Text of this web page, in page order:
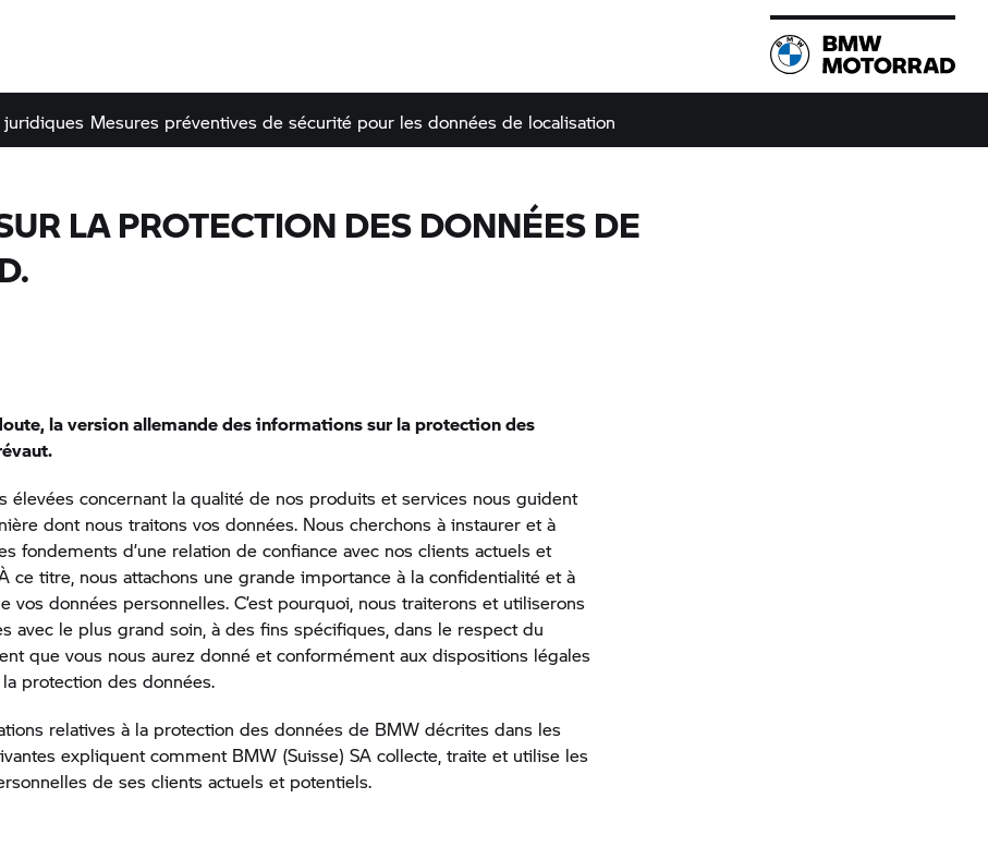
juridiques Mesures préventives de sécurité pour les données de localisation
LA PROTECTION DES DONNÉES DE
la version allemande des informations sur la protection des
élevées concernant la qualité de nos produits et services nous guident
dont nous traitons vos données. Nous cherchons à instaurer et à
fondements d’une relation de confiance avec nos clients actuels et
ce titre, nous attachons une grande importance à la confidentialité et à
vos données personnelles. C’est pourquoi, nous traiterons et utiliserons
avec le plus grand soin, à des fins spécifiques, dans le respect du
que vous nous aurez donné et conformément aux dispositions légales
protection des données.
relatives à la protection des données de BMW décrites dans les
expliquent comment BMW (Suisse) SA collecte, traite et utilise les
de ses clients actuels et potentiels.